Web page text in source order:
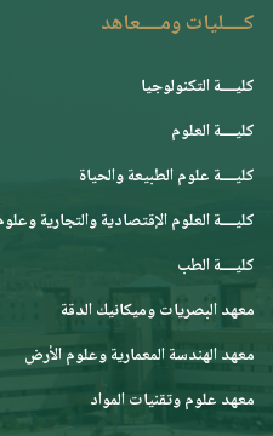
كــــليات ومــــعاهد
كليــــة التكنولوجيا
كليــــة العلوم
كليــــة علوم الطبيعة والحياة
كليــــة العلوم الإقتصادية والتجارية
كليــــة الطب
معهد البصريات وميكانيك الدقة
معهد الهندسة المعمارية وعلوم الأرض
معهد علوم وتقنيات المواد